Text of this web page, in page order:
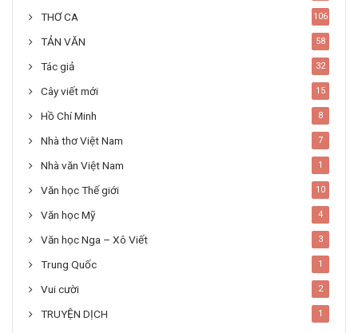
THƠ CA 106
TẢN VĂN 58
Tác giả 32
Cây viết mới 15
Hồ Chí Minh 8
Nhà thơ Việt Nam 7
Nhà văn Việt Nam 1
Văn học Thế giới 10
Văn học Mỹ 4
Văn học Nga – Xô Viết 3
Trung Quốc 1
Vui cười 2
TRUYỆN DỊCH 1